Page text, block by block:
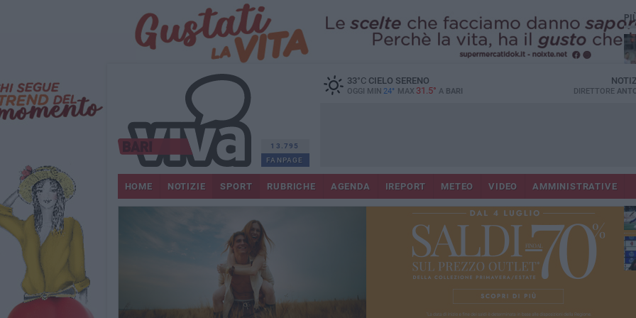
13.795
FANPAGE
33°CCIELO SERENO
OGGI MIN 24° MAX 31.5° A BARI DIRETTORE
HOME NOTIZIE SPORT RUBRICHE AGENDA IREPORT METEO VIDEO AMMINISTRATIVE